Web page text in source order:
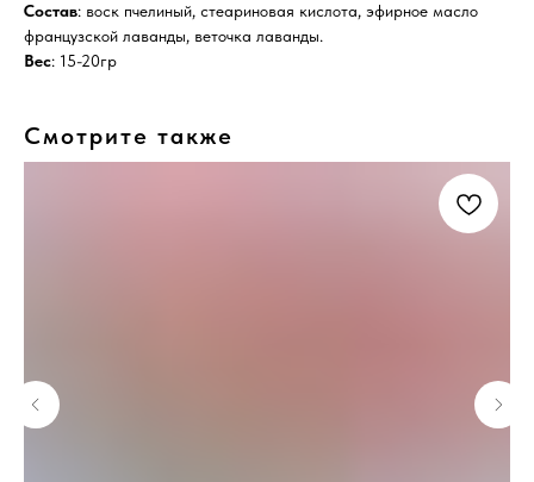
Состав: воск пчелиный, стеариновая кислота, эфирное масло
французской лаванды, веточка лаванды.
Вес: 15-20гр
Смотрите также